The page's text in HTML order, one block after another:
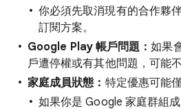
你必須先取消現有的合作夥
訂閱方案。
Google Play 帳戶問題：如果
戶遭停權或有其他問題，可能不
家庭成員狀態： 特定優惠可能
如果你是 Google 家庭群組